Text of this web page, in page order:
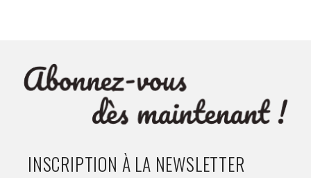
INSCRIPTION À LA NEWSLETTER